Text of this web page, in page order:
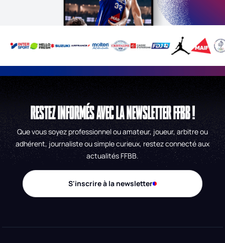
RESTEZ INFORMÉS AVEC LA NEWSLETTER FFBB !
Que vous soyez professionnel ou amateur, joueur, arbitre ou
adhérent, journaliste ou simple curieux, restez connecté aux
actualités FFBB.
S'inscrire à la newsletter